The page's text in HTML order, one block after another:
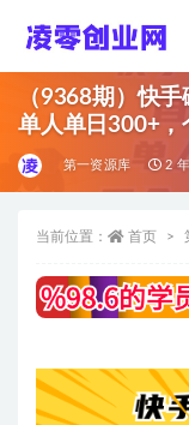
（9368期）快
单人单日300+，
第一资源库 2
当前位置： 首页